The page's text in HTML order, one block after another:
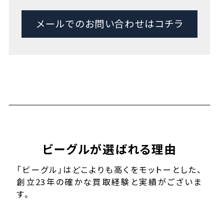
メールでのお問い合わせはコチラ
ビーグルが選ばれる理由
「ビーグル」はどこよりも高くをモットーとした、
創立23年の確かな買取経験と実績がございま
す。